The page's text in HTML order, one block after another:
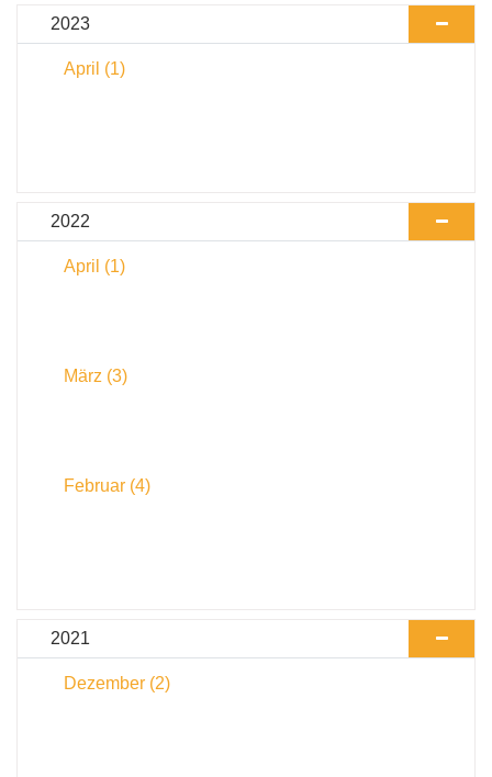
2023
April (1)
2022
April (1)
März (3)
Februar (4)
2021
Dezember (2)